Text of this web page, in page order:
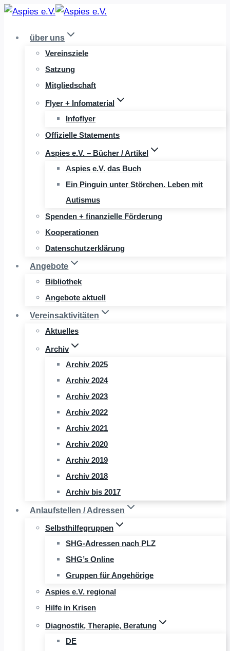
Zum
springenüber uns
Vereinsziele
Satzung
Mitgliedschaft
Flyer + Infomaterial
Infoflyer
Offizielle Statements
Aspies e.V. – Bücher / Artikel
Aspies e.V. das Buch
Ein Pinguin unter Störchen. Leben mit
Autismus
Spenden + finanzielle Förderung
Kooperationen
Datenschutzerklärung
Angebote
Bibliothek
Angebote aktuell
Vereinsaktivitäten
Aktuelles
Archiv
Archiv 2025
Archiv 2024
Archiv 2023
Archiv 2022
Archiv 2021
Archiv 2020
Archiv 2019
Archiv 2018
Archiv bis 2017
Anlaufstellen / Adressen
Selbsthilfegruppen
SHG-Adressen nach PLZ
SHG’s Online
Gruppen für Angehörige
Aspies e.V. regional
Hilfe in Krisen
Diagnostik, Therapie, Beratung
DE